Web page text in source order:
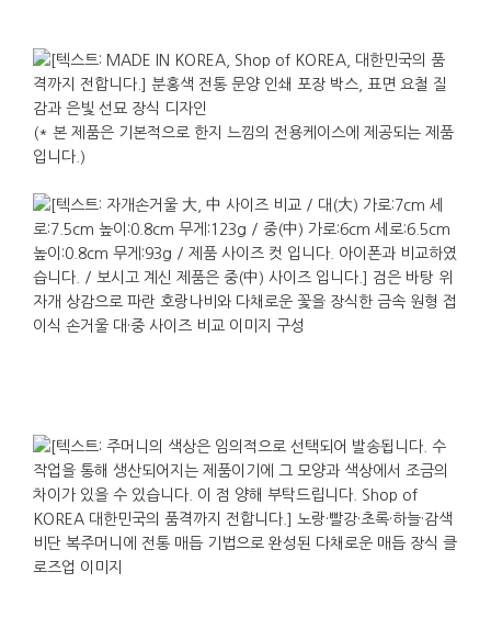
소재의 고급스러움과 일상에서 사용하는 거울의
실용성이 함께 있어 준비하는 쪽의 부담도 적으며,
받는 사람은 주머니를 여는 순간 자개의 빛을 감상한
후 바로 손거울로 활용할 수 있습니다.
가로 : 6cm. 세로 : 6.5cm. 두께 : 0.8cm.
(* 본 제품은 기본적으로 한지 느낌의 전용케이스에 제공되는 제품
입니다.)